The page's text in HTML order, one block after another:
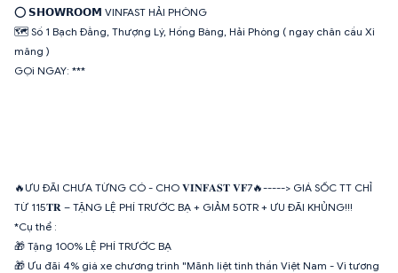
⭕️ 𝗦𝗛𝗢𝗪𝗥𝗢𝗢𝗠 VINFAST HẢI PHÒNG
🗺 Số 1 Bạch Đằng, Thượng Lý, Hồng Bàng, Hải Phòng ( ngay chân cầu Xi
măng )
GỌi NGAY: ***
🔥ƯU ĐÃI CHƯA TỪNG CÓ - CHO 𝐕𝐈𝐍𝐅𝐀𝐒𝐓 𝐕𝐅7🔥-----> GIÁ SỐC TT CHỈ
TỪ 115𝐓𝐑 – TẶNG LỆ PHÍ TRƯỚC BẠ + GIẢM 50TR + ƯU ĐÃI KHỦNG!!!
*Cụ thể :
🎁 Tặng 100% LỆ PHÍ TRƯỚC BẠ
🎁 Ưu đãi 4% giá xe chương trình "Mãnh liệt tinh thần Việt Nam - Vì tương